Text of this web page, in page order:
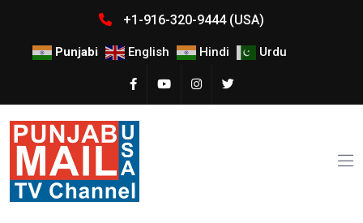
+1-916-320-9444 (USA)
Punjabi English Hindi Urdu